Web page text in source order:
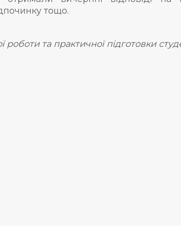
тощо.
та практичної підготовки